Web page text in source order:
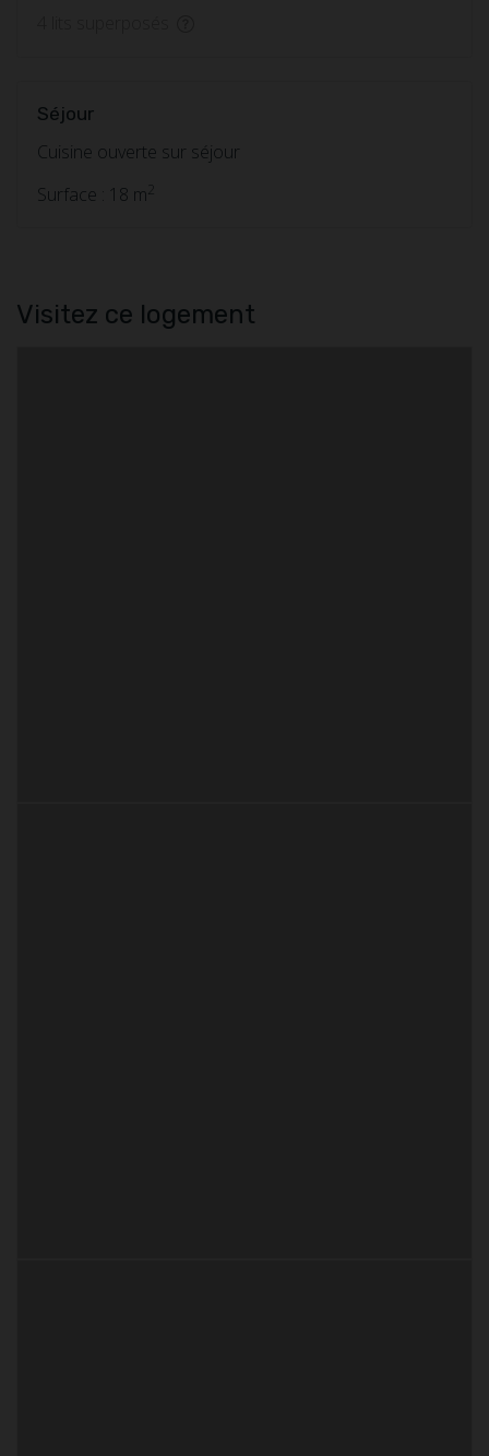
Séjour
Cuisine ouverte sur séjour
Surface : 18 m2
Visitez ce logement